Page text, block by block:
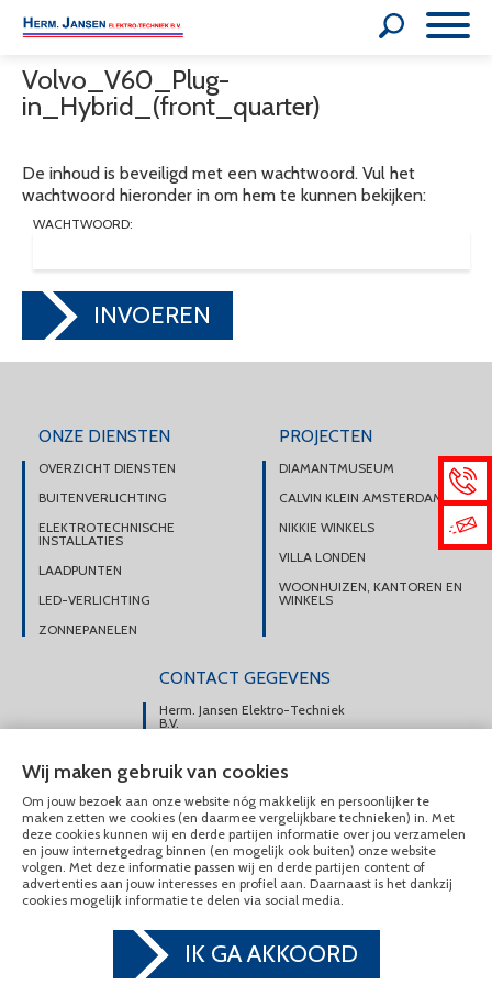
Volvo_V60_Plug-
in_Hybrid_(front_quarter)
De inhoud is beveiligd met een wachtwoord. Vul het
wachtwoord hieronder in om hem te kunnen bekijken:
WACHTWOORD:
INVOEREN
ONZE DIENSTEN
OVERZICHT DIENSTEN
BUITENVERLICHTING
ELEKTROTECHNISCHE
INSTALLATIES
LAADPUNTEN
LED-VERLICHTING
ZONNEPANELEN
PROJECTEN
DIAMANTMUSEUM
CALVIN KLEIN AMSTERDAM
NIKKIE WINKELS
VILLA LONDEN
WOONHUIZEN, KANTOREN EN
WINKELS
CONTACT GEGEVENS
Herm. Jansen Elektro-Techniek
B.V.
1046 AM Amsterdam
DIRECT CONTACT
OPNEMEN
020-6175225
MAIL ONS
© Herm. Jansen Elektro-Techniek B.V. 2020 - 2026
Wij maken gebruik van cookies
Om jouw bezoek aan onze website nóg makkelijk en persoonlijker te
maken zetten we cookies (en daarmee vergelijkbare technieken) in. Met
deze cookies kunnen wij en derde partijen informatie over jou verzamelen
en jouw internetgedrag binnen (en mogelijk ook buiten) onze website
volgen. Met deze informatie passen wij en derde partijen content of
advertenties aan jouw interesses en profiel aan. Daarnaast is het dankzij
cookies mogelijk informatie te delen via social media.
IK GA AKKOORD